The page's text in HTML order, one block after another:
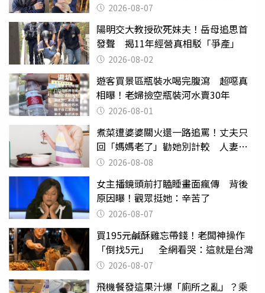
2026-08-07
陽明交大教授砍死妹夫！岳母追思首
發聲 揭11年經營真相駁「爭產」
2026-08-02
遊客買景區瓶裝水喝完腹瀉 超噁真
相曝！老婦撿空瓶裝河水賣30年
2026-08-01
煮菜遭婆婆關火還一路追罵！丈夫只
回「媽媽老了」勸她別計較 人妻超
崩潰：我像台傭
2026-08-08
女主播鏡頭前打瞌睡畫面瘋傳 背後
原因曝！觀眾挺她：辛苦了
2026-08-07
買195元鹹酥雞忘帶錢！老闆神操作
「倒找5元」 全網看哭：這就是台灣
2026-08-07
飛機餐發這果汁爆「廁所之亂」？乘